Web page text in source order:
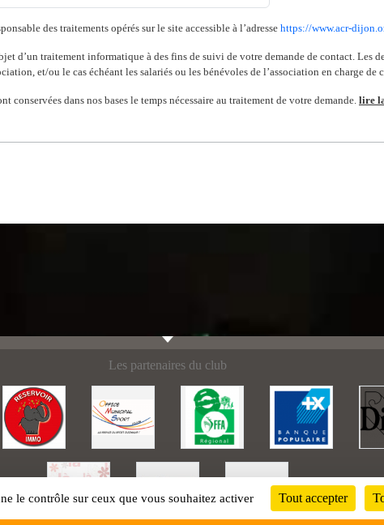
des traitements opérés sur le site accessible à l’adresse https://www.acr-
d’un traitement informatique à des fins de suivi de votre demande de contact. Les
et/ou le cas échéant les salariés ou les bénévoles de l’association en charge de
conservées dans nos bases le temps nécessaire au traitement de votre demande. lire
Les partenaires du club
le contrôle sur ceux que vous souhaitez activer Tout accepter